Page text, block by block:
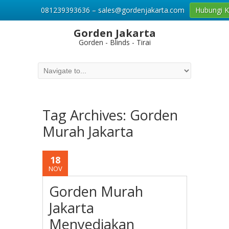
Gorden Jakarta
Gorden - Blinds - Tirai
Tag Archives: Gorden
Murah Jakarta
18
NOV
Gorden Murah
Jakarta
Menyediakan
081239393636 – sales@gordenjakarta.com Hubungi